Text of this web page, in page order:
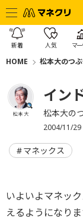
新着 人気 マー
HOME 松本大のつ
松本 大
イン
松本大の
2004/11/29
マネックス
いよいよマネッ
えるようになり